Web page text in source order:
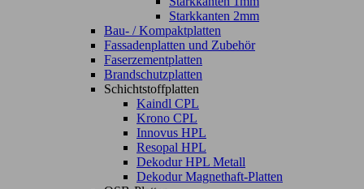
Starkkanten 2mm
Bau- / Kompaktplatten
Fassadenplatten und Zubehör
Faserzementplatten
Brandschutzplatten
Schichtstoffplatten
Kaindl CPL
Krono CPL
Innovus HPL
Resopal HPL
Dekodur HPL Metall
Dekodur Magnethaft-Platten